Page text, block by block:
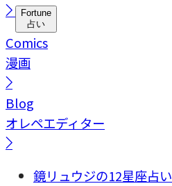
Fortune
占い
Comics
漫画
Blog
オレペエディター
鏡リュウジの12星座占い